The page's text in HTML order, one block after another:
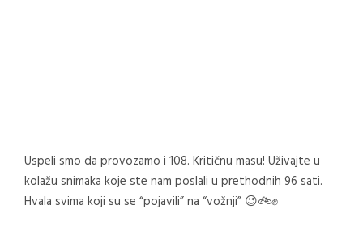
Uspeli smo da provozamo i 108. Kritičnu masu! Uživajte u
kolažu snimaka koje ste nam poslali u prethodnih 96 sati.
Hvala svima koji su se “pojavili” na “vožnji” 😉🚲✊